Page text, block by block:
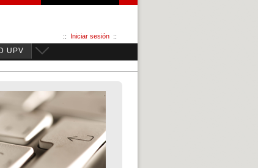
:: Iniciar sesión ::
UPV